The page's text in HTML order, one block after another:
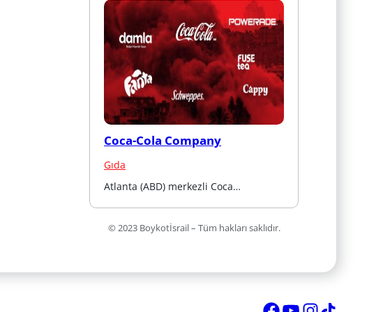
Coca-Cola Company
Gıda
Atlanta (ABD) merkezli Coca…
© 2023 Boykotİsrail – Tüm hakları saklıdır.